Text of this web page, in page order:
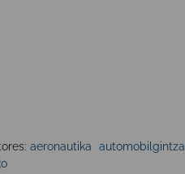
aeronautika automobilgintza